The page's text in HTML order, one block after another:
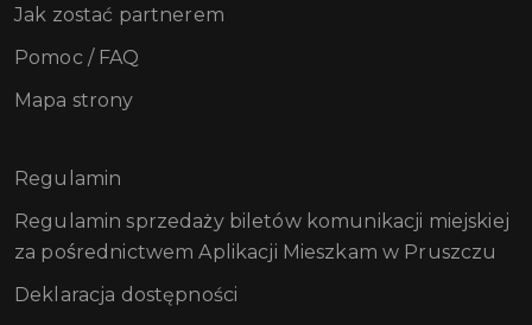
Jak zostać partnerem
Pomoc / FAQ
Mapa strony
Regulamin
Regulamin sprzedaży biletów komunikacji miejskiej
za pośrednictwem Aplikacji Mieszkam w Pruszczu
Deklaracja dostępności